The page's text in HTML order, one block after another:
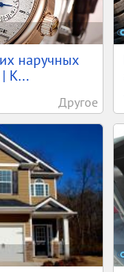
наручных
К...
Другое